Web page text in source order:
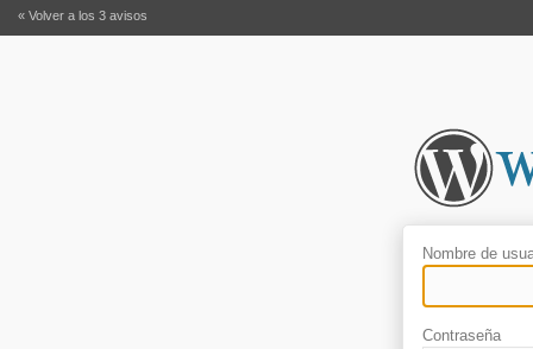
Nombre de
Contraseña
« Volver a los 3 avisos